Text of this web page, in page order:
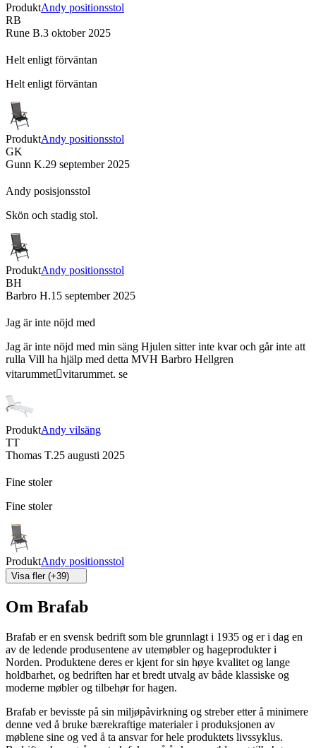
ProduktAndy positionsstol
RB
Rune B.3 oktober 2025
Helt enligt förväntan
Helt enligt förväntan
ProduktAndy positionsstol
GK
Gunn K.29 september 2025
Andy posisjonsstol
Skön och stadig stol.
ProduktAndy positionsstol
BH
Barbro H.15 september 2025
Jag är inte nöjd med
Jag är inte nöjd med min säng Hjulen sitter inte kvar och går inte att
rulla Vill ha hjälp med detta MVH Barbro Hellgren
vitarummetvitarummet. se
ProduktAndy vilsäng
TT
Thomas T.25 augusti 2025
Fine stoler
Fine stoler
ProduktAndy positionsstol
Visa fler (+39)
Om Brafab
Brafab er en svensk bedrift som ble grunnlagt i 1935 og er i dag en
av de ledende produsentene av utemøbler og hageprodukter i
Norden. Produktene deres er kjent for sin høye kvalitet og lange
holdbarhet, og bedriften har et bredt utvalg av både klassiske og
moderne møbler og tilbehør for hagen.
Brafab er bevisste på sin miljøpåvirkning og streber etter å minimere
denne ved å bruke bærekraftige materialer i produksjonen av
møblene sine og ved å ta ansvar for hele produktets livssyklus.